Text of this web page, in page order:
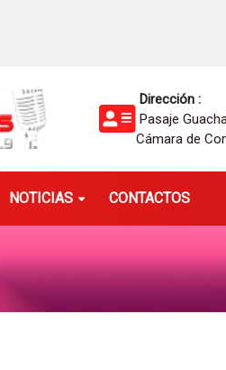
Dirección :
Pasaje
Cámara de
NOTICIAS CONTACTOS